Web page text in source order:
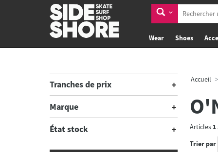
Wear Shoes
Tranches de prix
Marque
État stock
Accueil
Articles 1
Trier par